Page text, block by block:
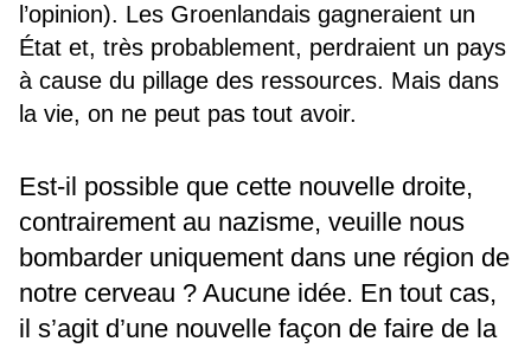
l’opinion). Les Groenlandais gagneraient un
État et, très probablement, perdraient un pays
à cause du pillage des ressources. Mais dans
la vie, on ne peut pas tout avoir.
Est-il possible que cette nouvelle droite,
contrairement au nazisme, veuille nous
bombarder uniquement dans une région de
notre cerveau ? Aucune idée. En tout cas,
il s’agit d’une nouvelle façon de faire de la